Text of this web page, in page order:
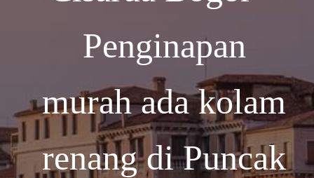
Penginapan
murah ada kolam
renang di Puncak